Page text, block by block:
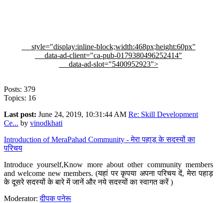
style="display:inline-block;width:468px;height:60px"
data-ad-client="ca-pub-0179380496252414"
data-ad-slot="5400952923">
Posts: 379
Topics: 16
Last post: June 24, 2019, 10:31:44 AM Re: Skill Development
Ce... by vinodkhati
Introduction of MeraPahad Community - मेरा पहाड़ के सदस्यों का
परिचय
Introduce yourself,Know more about other community members
and welcome new members. (यहां पर कृपया अपना परिचय दें, मेरा पहाड़
के दूसरे सदस्यों के बारे में जानें और नये सदस्यों का स्वागत करें )
Moderator:दीपक पनेरू